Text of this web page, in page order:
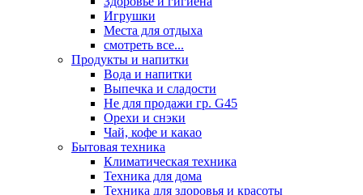
Игрушки
Места для отдыха
смотреть все...
Продукты и напитки
Вода и напитки
Выпечка и сладости
Не для продажи гр. G45
Орехи и снэки
Чай, кофе и какао
Бытовая техника
Климатическая техника
Техника для дома
Техника для здоровья и красоты